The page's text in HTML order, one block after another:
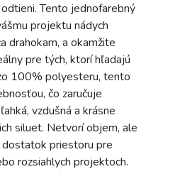
Tento jednofarebný
projektu nádych
drahokam, a okamžite
pre tých, ktorí hľadajú
100% polyesteru, tento
čo zaručuje
vzdušná a krásne
siluet. Netvorí objem, ale
dostatok priestoru pre
rozsiahlych projektoch.